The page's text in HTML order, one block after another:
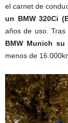
el carnet de
un BMW 320Ci
años de uso.
BMW Munich
menos de